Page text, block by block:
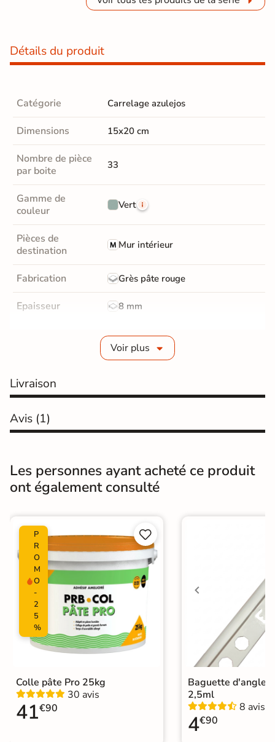
Détails du produit
Catégorie Carrelage azulejos
Dimensions 15x20 cm
Nombre de pièce
par boite
33
Gamme de
couleur
Vert
Pièces de
destination
Mur intérieur
Fabrication Grès pâte rouge
Epaisseur 8 mm
Non-rectifié
Brillant
Surface
Résistant au Gel
Conditionnement Boite
Pose
Support
Ancien carrelage
Placo, tout type de support mural
Normes Certification CE
Origine Espagne
Carrelage et faïence azulejos|
Voir plus
Livraison
Avis (1)
Les personnes ayant acheté ce produit
ont également consulté
P
R
O
M
O
-
2
5
%


Colle pâte Pro 25kg
30 avis
41€90
Baguette d'angle
2,5ml
8 avis
4€90